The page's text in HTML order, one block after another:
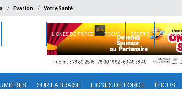
Evasion Votre Santé
SUR LA BRAISE LIGNES DE FORCE FOCUS
LIGNES DE FORCE FOCUS SPORTS